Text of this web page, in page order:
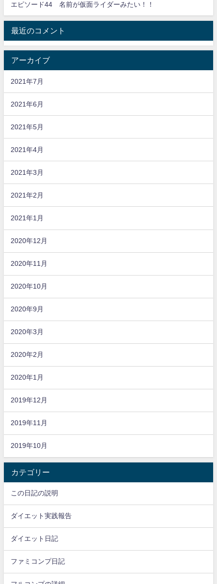
エピソード44 名前が仮面ライダーみたい！！
最近のコメント
アーカイブ
2021年7月
2021年6月
2021年5月
2021年4月
2021年3月
2021年2月
2021年1月
2020年12月
2020年11月
2020年10月
2020年9月
2020年3月
2020年2月
2020年1月
2019年12月
2019年11月
2019年10月
カテゴリー
この日記の説明
ダイエット実践報告
ダイエット日記
ファミコンプ日記